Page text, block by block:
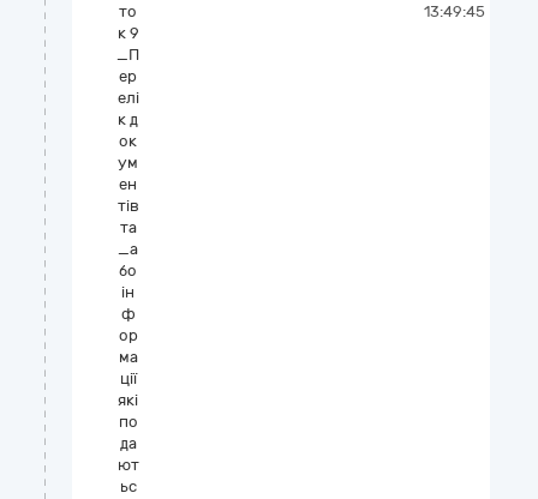
то
к 9
_П
ер
елі
к д
ок
ум
ен
тів
та
_а
бо
ін
ф
ор
ма
ції
які
по
да
ют
ьс
13:49:45